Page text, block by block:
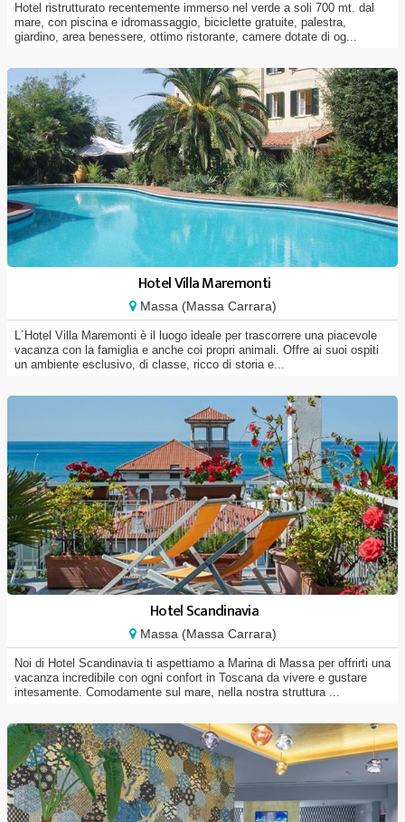
Hotel ristrutturato recentemente immerso nel verde a soli 700 mt. dal
mare, con piscina e idromassaggio, biciclette gratuite, palestra,
giardino, area benessere, ottimo ristorante, camere dotate di og...
Hotel Villa Maremonti
Massa (Massa Carrara)
L´Hotel Villa Maremonti è il luogo ideale per trascorrere una piacevole
vacanza con la famiglia e anche coi propri animali. Offre ai suoi ospiti
un ambiente esclusivo, di classe, ricco di storia e...
Hotel Scandinavia
Massa (Massa Carrara)
Noi di Hotel Scandinavia ti aspettiamo a Marina di Massa per offrirti una
vacanza incredibile con ogni confort in Toscana da vivere e gustare
intesamente. Comodamente sul mare, nella nostra struttura ...